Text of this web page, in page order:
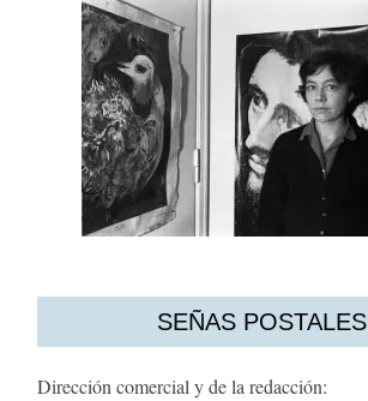
SEÑAS POSTALES
Dirección comercial y de la redacción: